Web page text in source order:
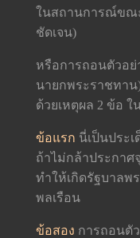
ในสถานการณ์ขณะ
ชัดเจน)
หรือการถอนตัวอย่
นายกพระราชทาน
ด้วยเหตุผล 2 ข้อ
ข้อแรก นี่เป็นประ
ถ้าไม่กล้าประกา
ทำให้เกิดรัฐบาลพ
พลเรือน
ข้อสอง การถอนตั